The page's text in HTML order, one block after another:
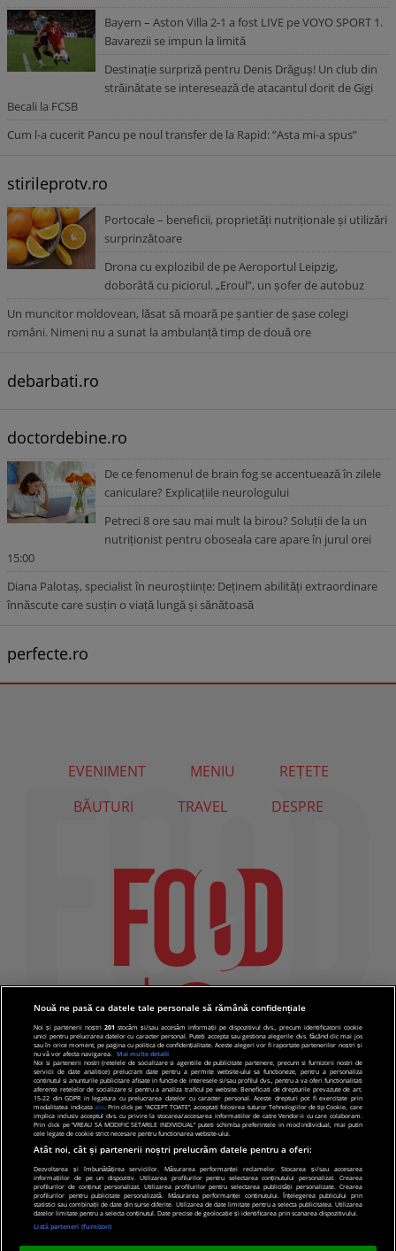
Bayern – Aston Villa 2-1 a fost LIVE pe VOYO SPORT 1.
Bavarezii se impun la limită
Destinație surpriză pentru Denis Drăguș! Un club din
străinătate se interesează de atacantul dorit de Gigi
Becali la FCSB
Cum l-a cucerit Pancu pe noul transfer de la Rapid: ”Asta mi-a spus”
stirileprotv.ro
Portocale – beneficii, proprietăți nutriționale și utilizări
surprinzătoare
Drona cu explozibil de pe Aeroportul Leipzig,
doborâtă cu piciorul. „Eroul”, un șofer de autobuz
Un muncitor moldovean, lăsat să moară pe șantier de șase colegi
români. Nimeni nu a sunat la ambulanță timp de două ore
debarbati.ro
doctordebine.ro
De ce fenomenul de brain fog se accentuează în zilele
caniculare? Explicațiile neurologului
Petreci 8 ore sau mai mult la birou? Soluții de la un
nutriționist pentru oboseala care apare în jurul orei
15:00
Diana Palotaș, specialist în neuroștiințe: Deținem abilități extraordinare
înnăscute care susțin o viață lungă și sănătoasă
perfecte.ro
EVENIMENT MENIU
REȚETE
BĂUTURI
TRAVEL DESPRE
© 2019 PRO TV S.R.L |Politica de Cookie|Politica
de confidentialitate
Nouă ne pasă ca datele tale personale să rămână confidențiale
Noi și partenerii noștri201 stocăm și/sau accesăm informații pe dispozitivul dvs., precum identificatorii cookie
unici pentru prelucrarea datelor cu caracter personal. Puteți accepta sau gestiona alegerile dvs. făcând clic mai jos
sau în orice moment, pe pagina cu politica de confidențialitate. Aceste alegeri vor fi raportate partenerilor noștri și
nu vă vor afecta navigarea.
Mai multe detalii
Noi si partenerii nostri (retelele de socializare si agentiile de publicitate partenere, precum si furnizorii nostri de
servicii de date analitice) prelucram date pentru a permite website-ului sa functioneze, pentru a personaliza
continutul si anunturile publicitare afisate in functie de interesele si/sau profilul dvs., pentru a va oferi functionalitati
aferente retelelor de socializare si pentru a analiza traficul pe website. Beneficiati de drepturile prevazute de art.
15-22 din GDPR in legatura cu prelucrarea datelor cu caracter personal. Aceste drepturi pot fi exercitate prin
modalitatea indicata aici. Prin click pe “ACCEPT TOATE”, acceptati folosirea tuturor Tehnologiilor de tip Cookie, care
implica inclusiv acceptul dvs. cu privire la stocarea/accesarea informatiilor de catre Vendor-ii cu care colaboram.
Prin click pe “VREAU SA MODIFIC SETARILE INDIVIDUAL” puteti schimba preferintele in mod individual, mai putin
cele legate de cookie strict necesare pentru functionarea website-ului.
Atât noi, cât și partenerii noștri prelucrăm datele pentru a oferi:
Dezvoltarea și îmbunătățirea serviciilor. Măsurarea performanței reclamelor. Stocarea și/sau accesarea
informațiilor de pe un dispozitiv. Utilizarea profilurilor pentru selectarea conținutului personalizat. Crearea
profilurilor de conținut personalizat. Utilizarea profilurilor pentru selectarea publicității personalizate. Crearea
profilurilor pentru publicitate personalizată. Măsurarea performanței conținutului. Înțelegerea publicului prin
statistici sau combinații de date din surse diferite. Utilizarea de date limitate pentru a selecta publicitatea. Utilizarea
datelor limitate pentru a selecta conținutul. Date precise de geolocație și identificarea prin scanarea dispozitivului.
Listă parteneri (furnizori)